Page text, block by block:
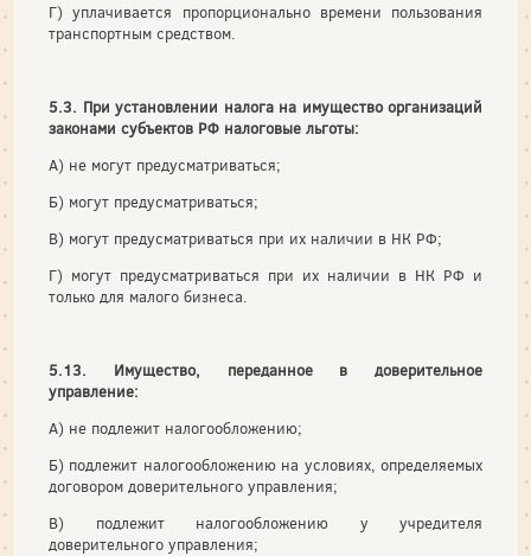
Г) уплачивается пропорционально времени пользования
транспортным средством.
5.3. При установлении налога на имущество организаций
законами субъектов РФ налоговые льготы:
А) не могут предусматриваться;
Б) могут предусматриваться;
В) могут предусматриваться при их наличии в НК РФ;
Г) могут предусматриваться при их наличии в НК РФ и
только для малого бизнеса.
5.13. Имущество, переданное в доверительное
управление:
А) не подлежит налогообложению;
Б) подлежит налогообложению на условиях, определяемых
договором доверительного управления;
В) подлежит налогообложению у учредителя
доверительного управления;